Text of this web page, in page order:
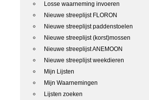
Losse waarneming invoeren
Nieuwe streeplijst FLORON
Nieuwe streeplijst paddenstoelen
Nieuwe streeplijst (korst)mossen
Nieuwe streeplijst ANEMOON
Nieuwe streeplijst weekdieren
Mijn Lijsten
Mijn Waarnemingen
Lijsten zoeken